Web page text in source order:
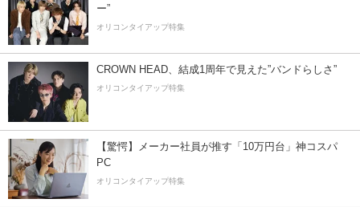
ー”
オリコンタイアップ特集
CROWN HEAD、結成1周年で見えた”バンドらしさ”
オリコンタイアップ特集
【驚愕】メーカー社員が推す「10万円台」神コスパ
PC
オリコンタイアップ特集